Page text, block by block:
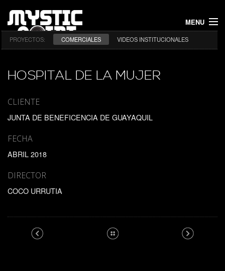
MENU
INICIO
PROYECTOS
CONTACTO
PROYECTOS: COMERCIALES VIDEOS INSTITUCIONALES
HOSPITAL DE LA MUJER
CLIENTE
JUNTA DE BENEFICENCIA DE GUAYAQUIL
FECHA
ABRIL 2018
DIRECTOR
COCO URRUTIA